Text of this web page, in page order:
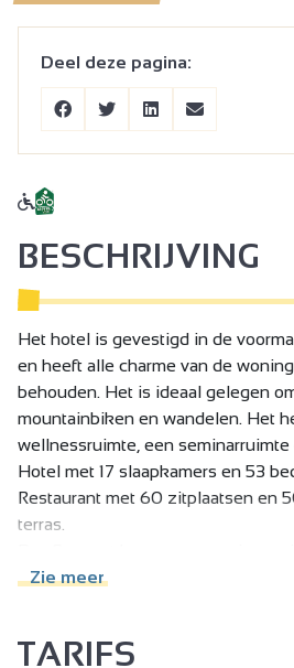
Deel deze pagina:
BESCHRIJVING
Het hotel is gevestigd in de
en heeft alle charme van de
behouden. Het is ideaal gelegen
mountainbiken en wandelen. Het
wellnessruimte, een seminarruimte
Hotel met 17 slaapkamers en 53
Restaurant met 60 zitplaatsen en
terras.
fitnessruimte
Zie meer
TARIFS